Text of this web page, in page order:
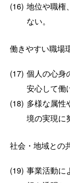
(16) 地位や職権
ない。
働きやすい職場
(17) 個人の心身
安心して働
(18) 多様な属性
境の実現に
社会・地域との
(19) 事業活動に